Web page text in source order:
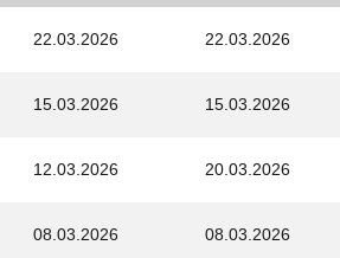
22.03.2026 22.03.2026
15.03.2026 15.03.2026
12.03.2026 20.03.2026
08.03.2026 08.03.2026